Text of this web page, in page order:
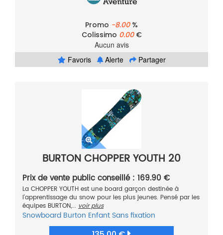
Promo -8.00%
Colissimo 0.00€
Aucun avis
Favoris
Alerte Partager
BURTON CHOPPER YOUTH 20
Prix de vente public conseillé : 169.90 €
La CHOPPER YOUTH est une board garçon destinée à
l’apprentissage du snow pour les plus jeunes. Pensé par les
équipes BURTON,... voir plus
Snowboard Burton Enfant Sans fixation